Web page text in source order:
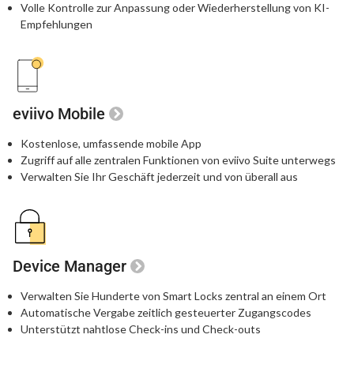
Volle Kontrolle zur Anpassung oder Wiederherstellung von KI-
Empfehlungen
eviivo Mobile
Kostenlose, umfassende mobile App
Zugriff auf alle zentralen Funktionen von eviivo Suite unterwegs
Verwalten Sie Ihr Geschäft jederzeit und von überall aus
Device Manager
Verwalten Sie Hunderte von Smart Locks zentral an einem Ort
Automatische Vergabe zeitlich gesteuerter Zugangscodes
Unterstützt nahtlose Check-ins und Check-outs